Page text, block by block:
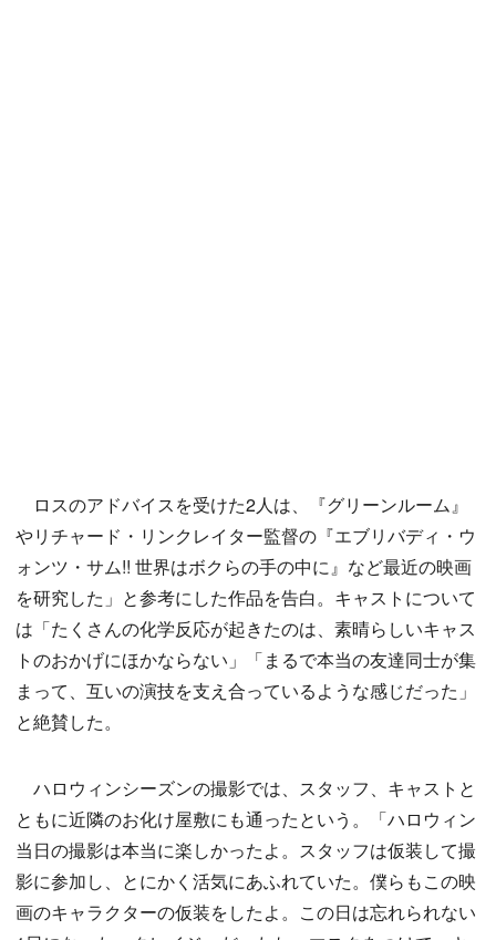
ロスのアドバイスを受けた2人は、『グリーンルーム』
やリチャード・リンクレイター監督の『エブリバディ・ウ
ォンツ・サム!! 世界はボクらの手の中に』など最近の映画
を研究した」と参考にした作品を告白。キャストについて
は「たくさんの化学反応が起きたのは、素晴らしいキャス
トのおかげにほかならない」「まるで本当の友達同士が集
まって、互いの演技を支え合っているような感じだった」
と絶賛した。
ハロウィンシーズンの撮影では、スタッフ、キャストと
ともに近隣のお化け屋敷にも通ったという。「ハロウィン
当日の撮影は本当に楽しかったよ。スタッフは仮装して撮
影に参加し、とにかく活気にあふれていた。僕らもこの映
画のキャラクターの仮装をしたよ。この日は忘れられない